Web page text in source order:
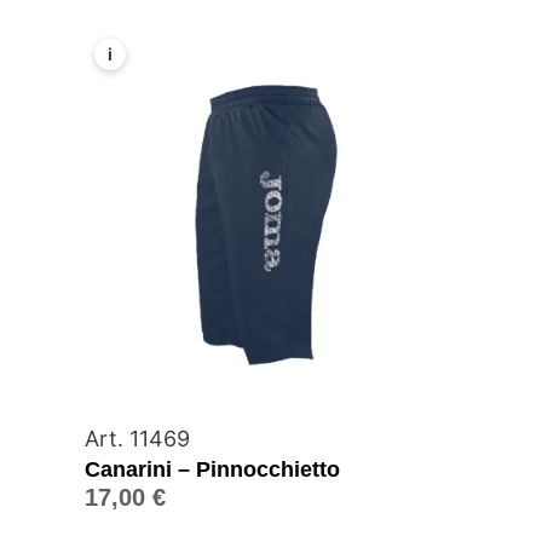
i
Art. 11469
Canarini – Pinnocchietto
17,00€